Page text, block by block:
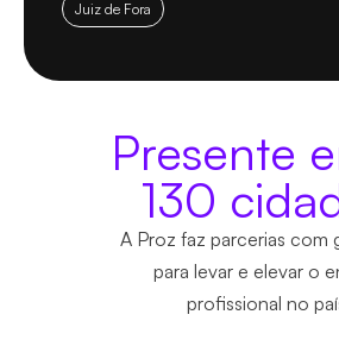
Juiz de Fora
Presente
130
A Proz faz parcerias com
para levar e elevar o
profissional no